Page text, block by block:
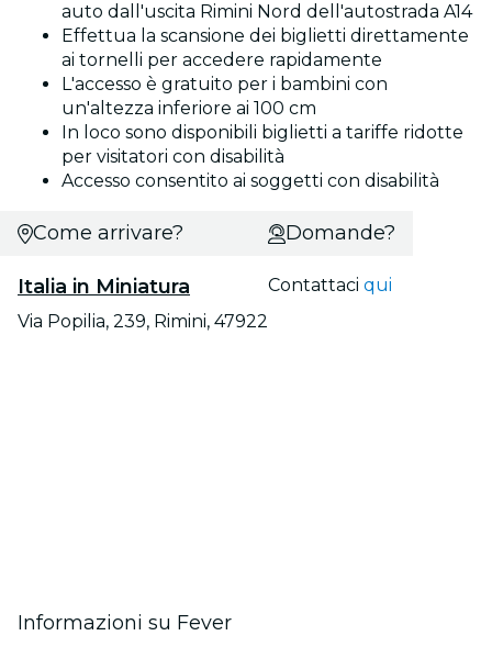
auto dall'uscita Rimini Nord dell'autostrada A14
Effettua la scansione dei biglietti direttamente
ai tornelli per accedere rapidamente
L'accesso è gratuito per i bambini con
un'altezza inferiore ai 100 cm
In loco sono disponibili biglietti a tariffe ridotte
per visitatori con disabilità
Accesso consentito ai soggetti con disabilità
Come arrivare?
Italia in Miniatura
Via Popilia, 239, Rimini, 47922
Domande?
Contattaci qui
Informazioni su Fever